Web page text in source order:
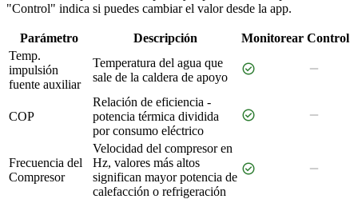
"Control" indica si puedes cambiar el valor desde la app.
Parámetro Descripción Monitorear Control
Temp.
impulsión
fuente auxiliar
Temperatura del agua que
sale de la caldera de apoyo
check_circle remove
COP
Relación de eficiencia -
potencia térmica dividida
por consumo eléctrico
check_circle remove
Frecuencia del
Compresor
Velocidad del compresor en
Hz, valores más altos
significan mayor potencia de
calefacción o refrigeración
check_circle remove